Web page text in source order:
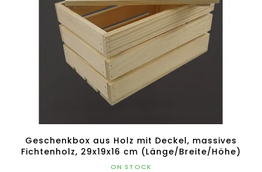
Geschenkbox aus Holz mit Deckel, massives
Fichtenholz, 29x19x16 cm (Länge/Breite/Höhe)
ON STOCK